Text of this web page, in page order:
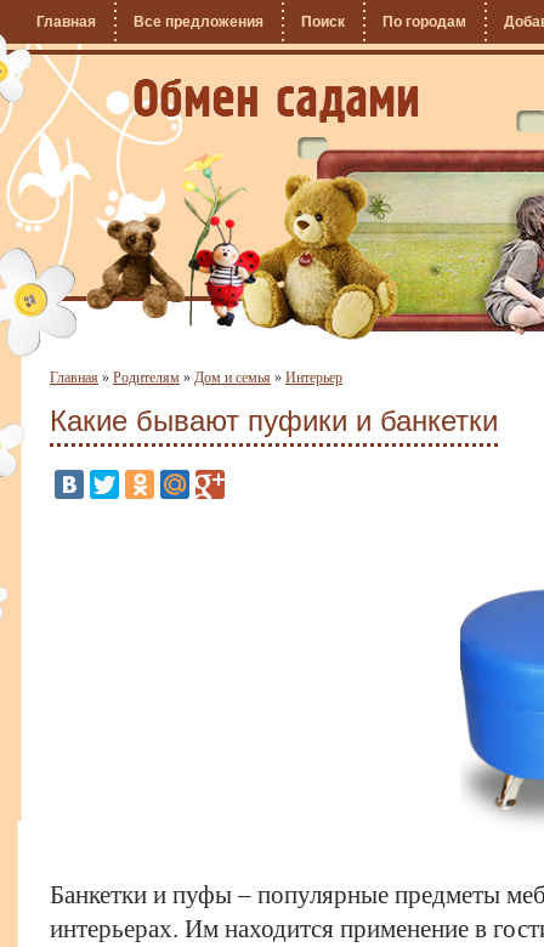
Главная Все предложения Поиск По городам
Главная » Родителям » Дом и семья » Интерьер
Какие бывают пуфики и банкетки
Банкетки и пуфы – популярные предметы
интерьерах. Им находится применение в